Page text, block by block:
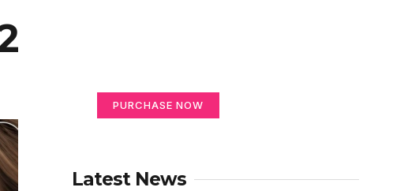
PURCHASE NOW
Latest News